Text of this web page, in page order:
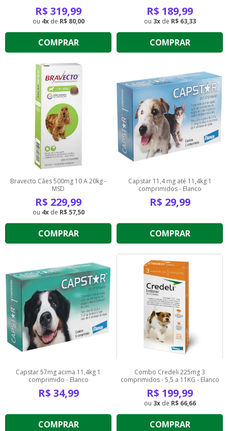
R$ 319,99
4 de R$ 80,00
COMPRAR
R$ 189,99
3 de R$ 63,33
COMPRAR
Bravecto Cães 500mg 10 A 20kg -
MSD
R$ 229,99
4 de R$ 57,50
COMPRAR
Capstar 11,4 mg até 11,4kg 1
comprimidos - Elanco
R$ 29,99
COMPRAR
Capstar 57mg acima 11,4kg 1
comprimido - Elanco
R$ 34,99
COMPRAR
Combo Credeli 225mg 3
comprimidos - 5,5 a 11KG - Elanco
R$ 199,99
3 de R$ 66,66
COMPRAR